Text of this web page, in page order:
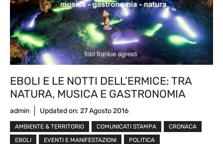
EBOLI E LE NOTTI DELL’ERMICE: TRA
NATURA, MUSICA E GASTRONOMIA
admin Updated on: 27 Agosto 2016
AMBIENTE & TERRITORIO COMUNICATI STAMPA
CRONACA
EBOLI
EVENTI E MANIFESTAZIONI POLITICA